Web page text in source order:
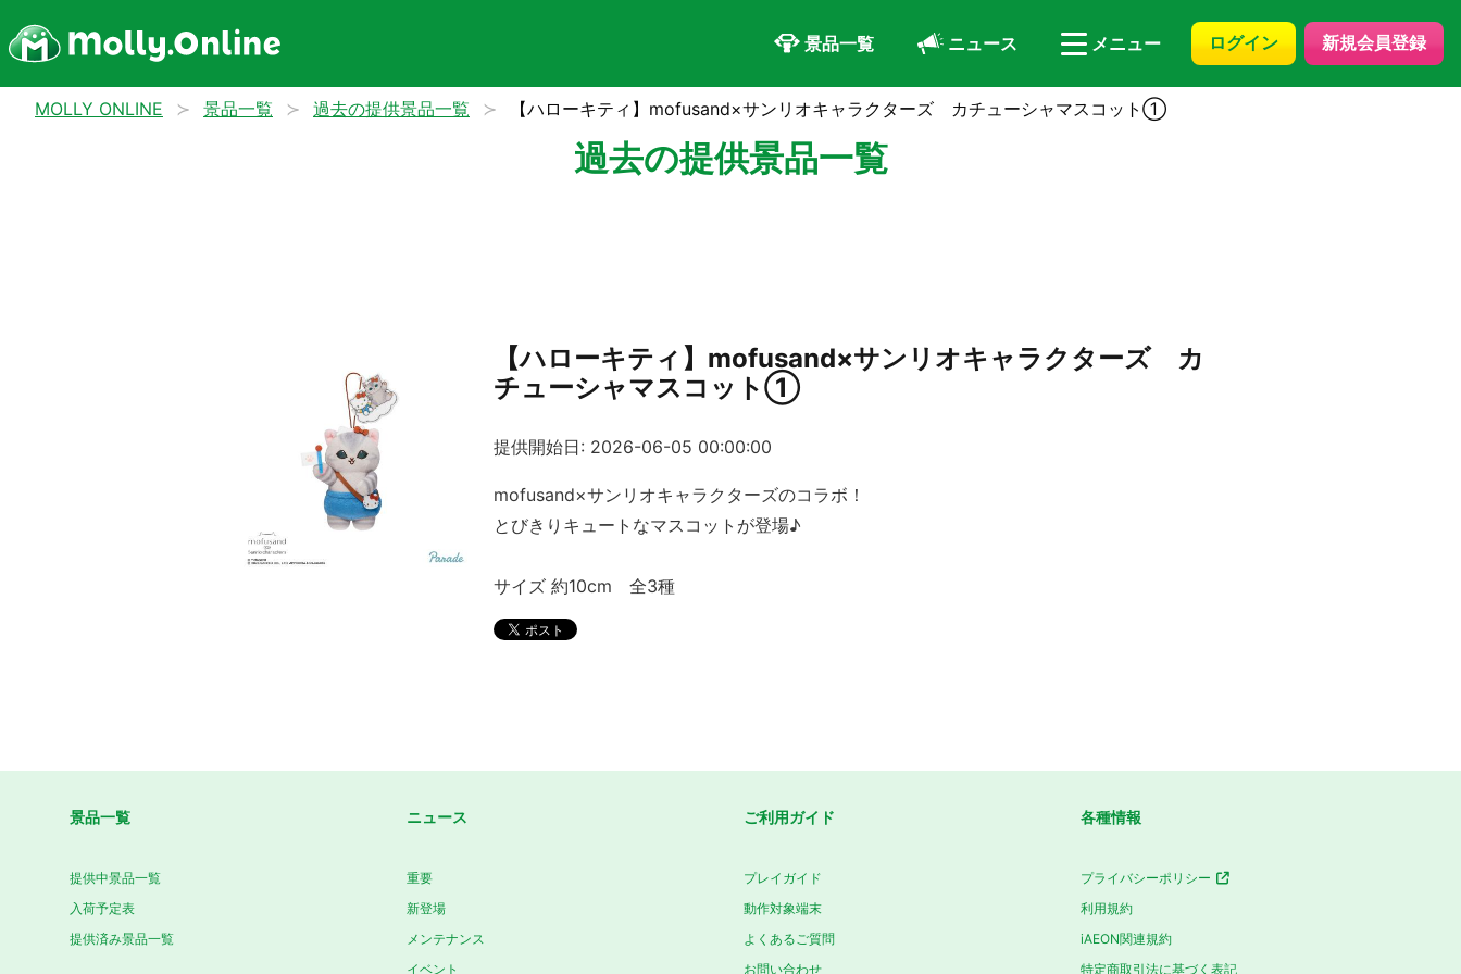
景品一覧 ニュース メニュー ログイン 新規会員登録
MOLLY ONLINE 景品一覧 過去の提供景品一覧 【ハローキティ】mofusand×サンリオキャラクターズ カチューシャマスコット①
過去の提供景品一覧
【ハローキティ】mofusand×サンリオキャラクターズ カ
チューシャマスコット①
提供開始日: 2026-06-05 00:00:00
mofusand×サンリオキャラクターズのコラボ！
とびきりキュートなマスコットが登場♪
サイズ 約10cm 全3種
景品一覧
提供中景品一覧
入荷予定表
提供済み景品一覧
ニュース
重要
新登場
メンテナンス
イベント
ご利用ガイド
プレイガイド
動作対象端末
よくあるご質問
お問い合わせ
各種情報
プライバシーポリシー
利用規約
iAEON関連規約
特定商取引法に基づく表記